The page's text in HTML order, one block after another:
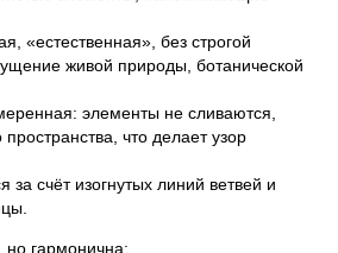
«естественная», без строгой
живой природы, ботанической
элементы не сливаются,
что делает узор
за счёт изогнутых линий ветвей и
но гармонична: